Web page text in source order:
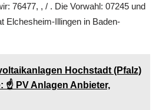
76477, , / . Die Vorwahl: 07245 und
Elchesheim-Illingen in Baden-
Hochstadt (Pfalz)
☝️ PV Anlagen Anbieter,